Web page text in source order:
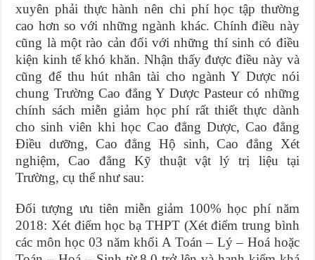
xuyên phải thực hành nên chi phí học tập thường
cao hơn so với những ngành khác. Chính điều này
cũng là một rào cản đối với những thí sinh có điều
kiện kinh tế khó khăn. Nhận thấy được điều này và
cũng để thu hút nhân tài cho ngành Y Dược nói
chung Trường Cao đẳng Y Dược Pasteur có những
chính sách miễn giảm học phí rất thiết thực dành
cho sinh viên khi học Cao đẳng Dược, Cao đẳng
Điều dưỡng, Cao đẳng Hộ sinh, Cao đẳng Xét
nghiệm, Cao đẳng Kỹ thuật vật lý trị liệu tại
Trường, cụ thể như sau:
Đối tượng ưu tiên miễn giảm 100% học phí năm
2018: Xét điểm học bạ THPT (Xét điểm trung bình
các môn học 03 năm khối A Toán – Lý – Hoá hoặc